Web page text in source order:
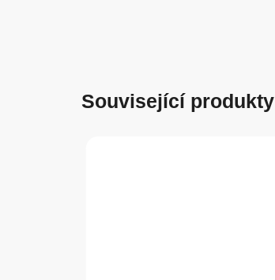
Související produkty